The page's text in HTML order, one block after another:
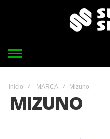
Inicio MARCA Mizuno
MIZUNO